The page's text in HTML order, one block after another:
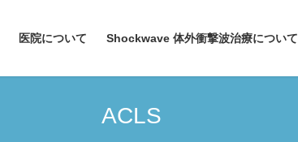
医院について Shockwave 体外衝撃波治療について
ACLS